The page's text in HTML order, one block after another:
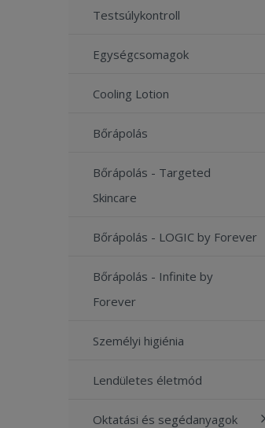
Testsúlykontroll
Egységcsomagok
Cooling Lotion
Bőrápolás
Bőrápolás - Targeted
Skincare
Bőrápolás - LOGIC by Forever
Bőrápolás - Infinite by
Forever
Személyi higiénia
Lendületes életmód
Oktatási és segédanyagok